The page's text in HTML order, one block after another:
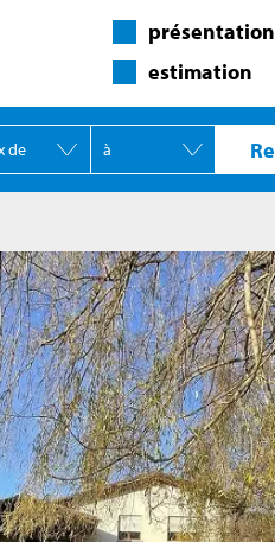
présentation
estimation